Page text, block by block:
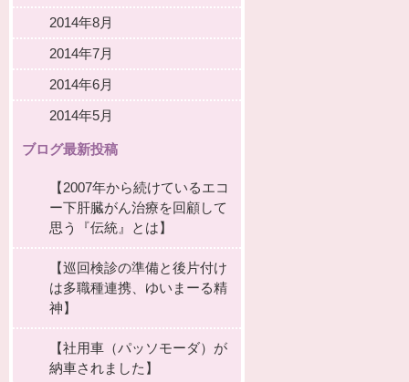
2014年8月
2014年7月
2014年6月
2014年5月
ブログ最新投稿
【2007年から続けているエコ
ー下肝臓がん治療を回顧して
思う『伝統』とは】
【巡回検診の準備と後片付け
は多職種連携、ゆいまーる精
神】
【社用車（パッソモーダ）が
納車されました】